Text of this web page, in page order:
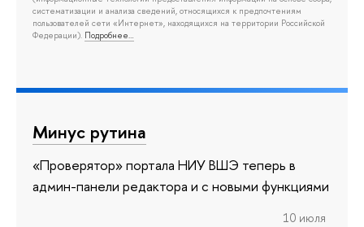
систематизации и анализа сведений, относящихся к предпочтениям
пользователей сети «Интернет», находящихся на территории Российской
Федерации). Подробнее…
Минус рутина
«Проверятор» портала НИУ ВШЭ теперь в
админ-панели редактора и с новыми функциями
10 июля